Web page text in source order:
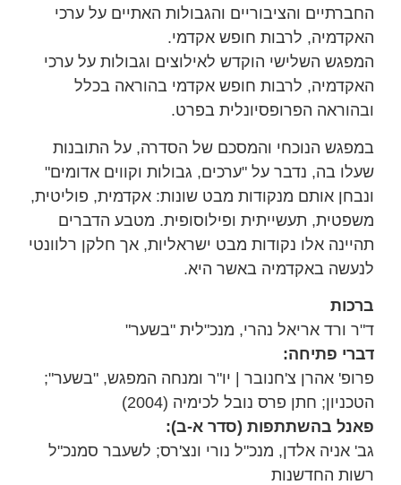
החברתיים והציבוריים והגבולות האתיים על ערכי
האקדמיה, לרבות חופש אקדמי.
המפגש השלישי הוקדש לאילוצים וגבולות על ערכי
האקדמיה, לרבות חופש אקדמי בהוראה בכלל
ובהוראה הפרופסיונלית בפרט.
במפגש הנוכחי והמסכם של הסדרה, על התובנות
שעלו בה, נדבר על "ערכים, גבולות וקווים אדומים"
ונבחן אותם מנקודות מבט שונות: אקדמית, פוליטית,
משפטית, תעשייתית ופילוסופית. מטבע הדברים
תהיינה אלו נקודות מבט ישראליות, אך חלקן רלוונטי
לנעשה באקדמיה באשר היא.
ברכות
ד"ר ורד אריאל נהרי, מנכ"לית "בשער"
דברי פתיחה:
פרופ' אהרן צ'חנובר | יו"ר ומנחה המפגש, "בשער";
הטכניון; חתן פרס נובל לכימיה (2004)
פאנל בהשתתפות (סדר א-ב):
גב' אניה אלדן, מנכ"ל נורי ונצ'רס; לשעבר סמנכ"ל
רשות החדשנות